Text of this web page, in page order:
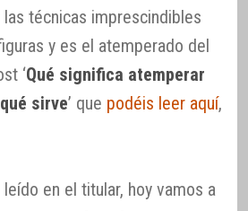
las técnicas imprescindibles
y es el atemperado del
‘Qué significa atemperar
sirve’ que podéis leer aquí,
en el titular, hoy vamos a